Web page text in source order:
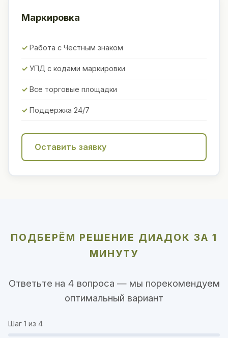
Маркировка
Работа с Честным знаком
УПД с кодами маркировки
Все торговые площадки
Поддержка 24/7
Оставить заявку
ПОДБЕРЁМ РЕШЕНИЕ ДИАДОК ЗА 1
МИНУТУ
Ответьте на 4 вопроса — мы порекомендуем
оптимальный вариант
Шаг 1 из 4